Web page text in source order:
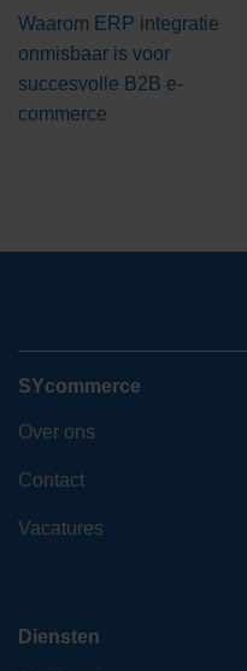
Waarom ERP integratie
onmisbaar is voor
succesvolle B2B e-
commerce
SYcommerce
Over ons
Contact
Vacatures
Diensten